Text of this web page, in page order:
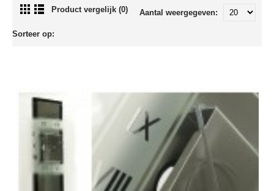
Product vergelijk (0) Aantal weergegeven:
Sorteer op: